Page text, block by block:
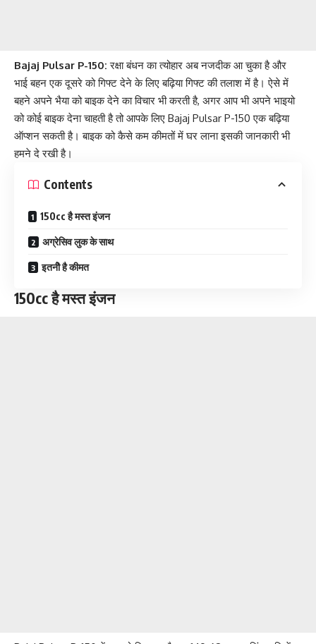
Bajaj Pulsar P-150: रक्षा बंधन का त्योहार अब नजदीक आ चुका है और
भाई बहन एक दूसरे को गिफ्ट देने के लिए बढ़िया गिफ्ट की तलाश में है। ऐसे में
बहने अपने भैया को बाइक देने का विचार भी करती है, अगर आप भी अपने भाइयो
को कोई बाइक देना चाहती है तो आपके लिए Bajaj Pulsar P-150 एक बढ़िया
ऑप्शन सकती है। बाइक को कैसे कम कीमतों में घर लाना इसकी जानकारी भी
हमने दे रखी है।
Contents
150cc है मस्त इंजन
अग्रेसिव लुक के साथ
इतनीे है कीमत
150cc है मस्त इंजन